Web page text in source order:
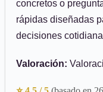
concretos o
rápidas diseñadas
decisiones
Valoración: